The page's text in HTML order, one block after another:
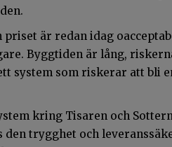
är redan idag
Byggtiden är lång,
system som riskerar att bli
kring Tisaren och
trygghet och